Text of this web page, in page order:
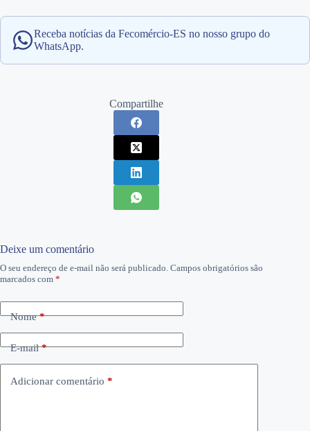
Receba notícias da Fecomércio-ES no nosso grupo do
WhatsApp.
Compartilhe
Deixe um comentário
O seu endereço de e-mail não será publicado. Campos obrigatórios são
marcados com *
Nome*
E-mail*
Adicionar comentário *